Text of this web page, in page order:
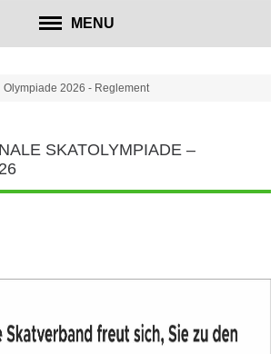
MENU
Olympiade 2026 - Reglement
SKATOLYMPIADE –